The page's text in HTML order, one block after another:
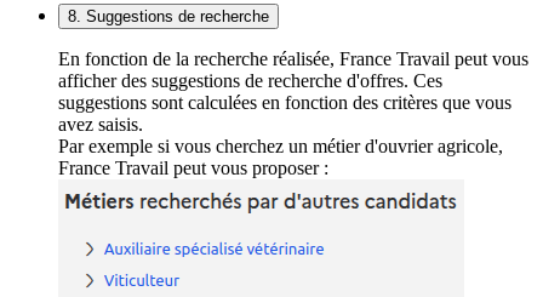
8. Suggestions de recherche
En fonction de la recherche réalisée, France Travail peut vous
afficher des suggestions de recherche d'offres. Ces
suggestions sont calculées en fonction des critères que vous
avez saisis.
Par exemple si vous cherchez un métier d'ouvrier agricole,
France Travail peut vous proposer :